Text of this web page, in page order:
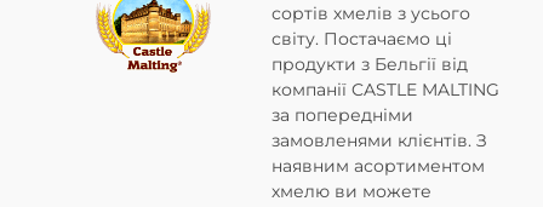
сортів хмелів з усього
світу. Постачаємо ці
продукти з Бельгії від
компанії CASTLE MALTING
за попередніми
замовленями клієнтів. З
наявним асортиментом
хмелю ви можете